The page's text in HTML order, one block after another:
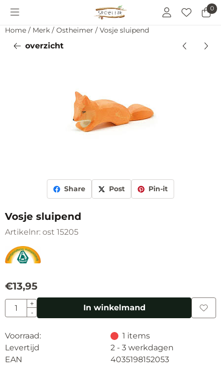
Cookievoorkeuren zijn momenteel gesloten. 0
Home / Merk / Ostheimer / Vosje sluipend
overzicht
Share Post Pin-it
Vosje sluipend
Artikelnr: ost 15205
€13,95
Aantal
+
-
In winkelmand
Voorraad: 1 items
Levertijd
2 - 3 werkdagen
EAN
4035198152053